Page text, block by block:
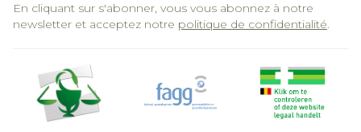
En cliquant sur s'abonner, vous vous abonnez à notre
newsletter et acceptez notre politique de confidentialité.